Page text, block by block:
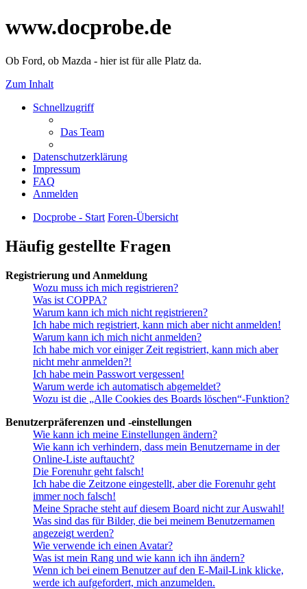
www.docprobe.de
Ob Ford, ob Mazda - hier ist für alle Platz da.
Zum Inhalt
Schnellzugriff
Das Team
Datenschutzerklärung
Impressum
FAQ
Anmelden
Docprobe - Start Foren-Übersicht
Häufig gestellte Fragen
Registrierung und Anmeldung
Wozu muss ich mich registrieren?
Was ist COPPA?
Warum kann ich mich nicht registrieren?
Ich habe mich registriert, kann mich aber nicht anmelden!
Warum kann ich mich nicht anmelden?
Ich habe mich vor einiger Zeit registriert, kann mich aber
nicht mehr anmelden?!
Ich habe mein Passwort vergessen!
Warum werde ich automatisch abgemeldet?
Wozu ist die „Alle Cookies des Boards löschen“-Funktion?
Benutzerpräferenzen und -einstellungen
Wie kann ich meine Einstellungen ändern?
Wie kann ich verhindern, dass mein Benutzername in der
Online-Liste auftaucht?
Die Forenuhr geht falsch!
Ich habe die Zeitzone eingestellt, aber die Forenuhr geht
immer noch falsch!
Meine Sprache steht auf diesem Board nicht zur Auswahl!
Was sind das für Bilder, die bei meinem Benutzernamen
angezeigt werden?
Wie verwende ich einen Avatar?
Was ist mein Rang und wie kann ich ihn ändern?
Wenn ich bei einem Benutzer auf den E-Mail-Link klicke,
werde ich aufgefordert, mich anzumelden.